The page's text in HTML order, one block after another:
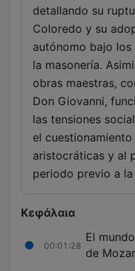
detallando su
Coloredo y su
autónomo bajo
la masonería.
obras maestras,
Don Giovanni,
las tensiones
el
aristocráticas y al
periodo previo a la
Κεφάλαια
00:01:28
El
de